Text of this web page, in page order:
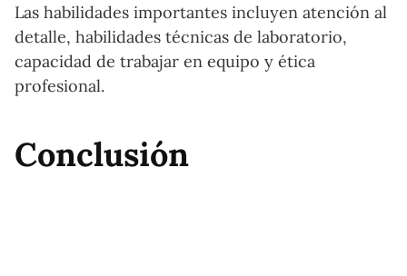
Las habilidades importantes incluyen atención al
detalle, habilidades técnicas de laboratorio,
capacidad de trabajar en equipo y ética
profesional.
Conclusión